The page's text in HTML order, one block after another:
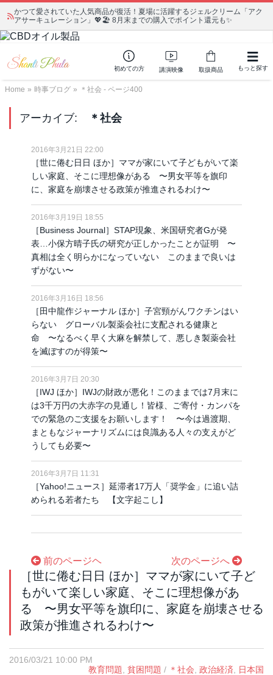
かつて愛されていた人気商品が復活！夏場に活躍するジェルクリーム「アク
アサーキュレーション」💖🏖️ 8月末までの購入でポイント還元も✨
初めての方 講演映像 取扱商品 もっと探す
Home » 時事ブログ » ＊社会 - ページ400
アーカイブ: ＊社会
2016年3月21日 22:00
［世に倦む日日 ほか］ママが家にいて子どもがいて楽
しい家庭、そこに理想像がある 〜男女平等を旗印
に、家庭を崩壊させる政策が推進されるわけ〜
2016年3月19日 18:55
［Business Journal］STAP現象、米国研究者Gが発
表…小保方晴子氏の研究が正しかったことが証明 〜
真相は全く明らかになっていない このままで良いは
ずがない〜
2016年3月16日 18:56
［田中龍作ジャーナル ほか］子宮頸がんワクチンはい
らない グローバル製薬会社に支配される健康と
命 〜なるべく早く大麻を解禁して、悪しき製薬会社
を滅ぼすのが得策〜
2016年3月7日 20:30
［IWJ ほか］IWJの財政が悪化！このままでは7月末に
は3千万円の大赤字の見通し！皆様、ご寄付・カンパを
での緊急のご支援をお願いします！ 〜今は過渡期、
まともなジャーナリズムには良識ある人々の支えがど
うしても必要〜
2016年3月7日 11:31
［Yahoo!ニュース］延滞者17万人「奨学金」に追い詰
められる若者たち 【文字起こし】
前のページヘ 次のページへ
［世に倦む日日 ほか］ママが家にいて子ど
もがいて楽しい家庭、そこに理想像があ
る 〜男女平等を旗印に、家庭を崩壊させる
政策が推進されるわけ〜
2016/03/21 10:00 PM
教育問題
貧困問題 / ＊社会 政治経済
日本国